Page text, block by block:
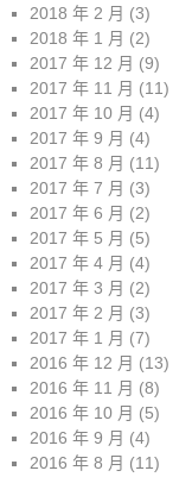
2018 年 2 月 (3)
2018 年 1 月 (2)
2017 年 12 月 (9)
2017 年 11 月 (11)
2017 年 10 月 (4)
2017 年 9 月 (4)
2017 年 8 月 (11)
2017 年 7 月 (3)
2017 年 6 月 (2)
2017 年 5 月 (5)
2017 年 4 月 (4)
2017 年 3 月 (2)
2017 年 2 月 (3)
2017 年 1 月 (7)
2016 年 12 月 (13)
2016 年 11 月 (8)
2016 年 10 月 (5)
2016 年 9 月 (4)
2016 年 8 月 (11)